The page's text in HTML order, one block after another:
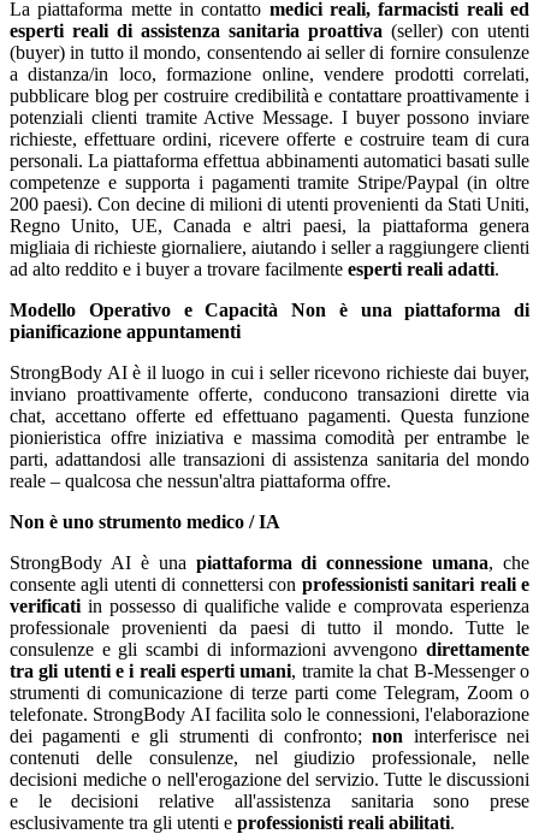
La piattaforma mette in contatto medici reali, farmacisti reali ed
esperti reali di assistenza sanitaria proattiva (seller) con utenti
(buyer) in tutto il mondo, consentendo ai seller di fornire consulenze
a distanza/in loco, formazione online, vendere prodotti correlati,
pubblicare blog per costruire credibilità e contattare proattivamente i
potenziali clienti tramite Active Message. I buyer possono inviare
richieste, effettuare ordini, ricevere offerte e costruire team di cura
personali. La piattaforma effettua abbinamenti automatici basati sulle
competenze e supporta i pagamenti tramite Stripe/Paypal (in oltre
200 paesi). Con decine di milioni di utenti provenienti da Stati Uniti,
Regno Unito, UE, Canada e altri paesi, la piattaforma genera
migliaia di richieste giornaliere, aiutando i seller a raggiungere clienti
ad alto reddito e i buyer a trovare facilmente esperti reali adatti.
Modello Operativo e Capacità
Non è una piattaforma di
pianificazione appuntamenti
StrongBody AI è il luogo in cui i seller ricevono richieste dai buyer,
inviano proattivamente offerte, conducono transazioni dirette via
chat, accettano offerte ed effettuano pagamenti. Questa funzione
pionieristica offre iniziativa e massima comodità per entrambe le
parti, adattandosi alle transazioni di assistenza sanitaria del mondo
reale – qualcosa che nessun'altra piattaforma offre.
Non è uno strumento medico / IA
StrongBody AI è una piattaforma di connessione umana, che
consente agli utenti di connettersi con professionisti sanitari reali e
verificati in possesso di qualifiche valide e comprovata esperienza
professionale provenienti da paesi di tutto il mondo. Tutte le
consulenze e gli scambi di informazioni avvengono direttamente
tra gli utenti e i reali esperti umani, tramite la chat B-Messenger o
strumenti di comunicazione di terze parti come Telegram, Zoom o
telefonate. StrongBody AI facilita solo le connessioni, l'elaborazione
dei pagamenti e gli strumenti di confronto;non interferisce nei
contenuti delle consulenze, nel giudizio professionale, nelle
decisioni mediche o nell'erogazione del servizio. Tutte le discussioni
e le decisioni relative all'assistenza sanitaria sono prese
esclusivamente tra gli utenti e professionisti reali abilitati.